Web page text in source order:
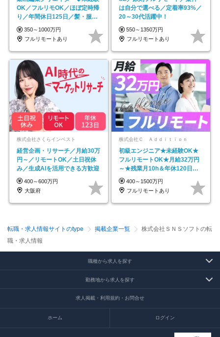
OK／フルリモOK／ほぼ定時帰
り／年間休日125日／髪・服・
ネイル自由／副業OK
350～1000万円
フルリモートあり
は自分で選べる／定着率93%／
20～30代活躍中！
550～1350万円
フルリモートあり
株式会社さくらインベスト
経営企画・リサーチ／月給30万
円～／リモートOK／土日祝休
み／生成AIを活用できる方歓迎
400～600万円
大阪府
株式会社Ｃ Ａｄｄｉｔｉｏｎ
初級エンジニア★未経験OK★
フルリモートOK★月給32万円
～★残業月10h＆年休120日以
上★副業可
400～1500万円
フルリモートあり
転職・求人情報サイトのtype 掲載企業一覧
株式会社ＳＮＳソフトの転
職・求人情報
職種から求人を探す
勤務地から求人を探す
求人掲載・利用規約・お問合せ
ホーム ログイン